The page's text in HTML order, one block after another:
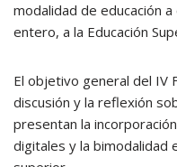
modalidad de educación
entero, a la Educación
El objetivo general del IV
discusión y la reflexión
presentan la
digitales y la bimodalidad